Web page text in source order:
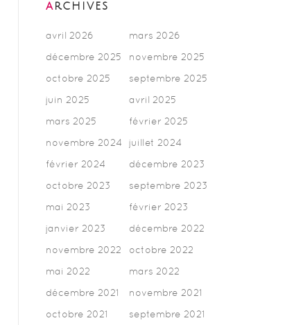
ARCHIVES
avril 2026
mars 2026
décembre 2025
novembre 2025
octobre 2025
septembre 2025
juin 2025
avril 2025
mars 2025
février 2025
novembre 2024
juillet 2024
février 2024
décembre 2023
octobre 2023
septembre 2023
mai 2023
février 2023
janvier 2023
décembre 2022
novembre 2022
octobre 2022
mai 2022
mars 2022
décembre 2021
novembre 2021
octobre 2021
septembre 2021